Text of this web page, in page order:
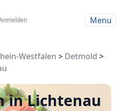
Menu
Westfalen > Detmold >
in Lichtenau